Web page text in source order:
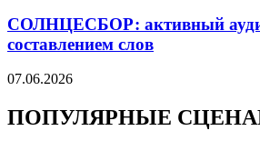
СОЛНЦЕСБОР: активный
составлением слов
07.06.2026
ПОПУЛЯРНЫЕ